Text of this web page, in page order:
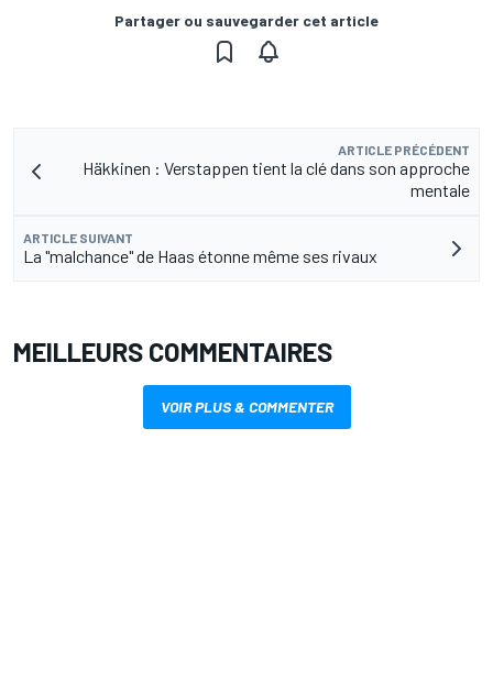
Partager ou sauvegarder cet article
ARTICLE PRÉCÉDENT
Häkkinen : Verstappen tient la clé dans son approche
mentale
ARTICLE SUIVANT
La "malchance" de Haas étonne même ses rivaux
MEILLEURS COMMENTAIRES
VOIR PLUS & COMMENTER